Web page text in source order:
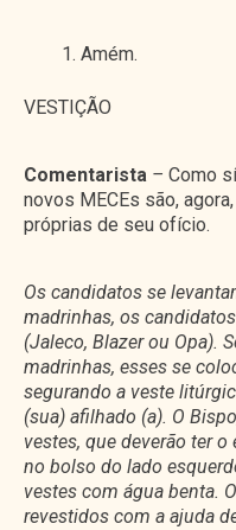
Amém.
VESTIÇÃO
Comentarista – Como
novos MECEs são,
próprias de seu ofício.
Os candidatos se
madrinhas, os
(Jaleco, Blazer ou Opa).
madrinhas, esses se
segurando a veste
(sua) afilhado (a). O
vestes, que deverão ter
no bolso do lado
vestes com água benta.
revestidos com a ajuda